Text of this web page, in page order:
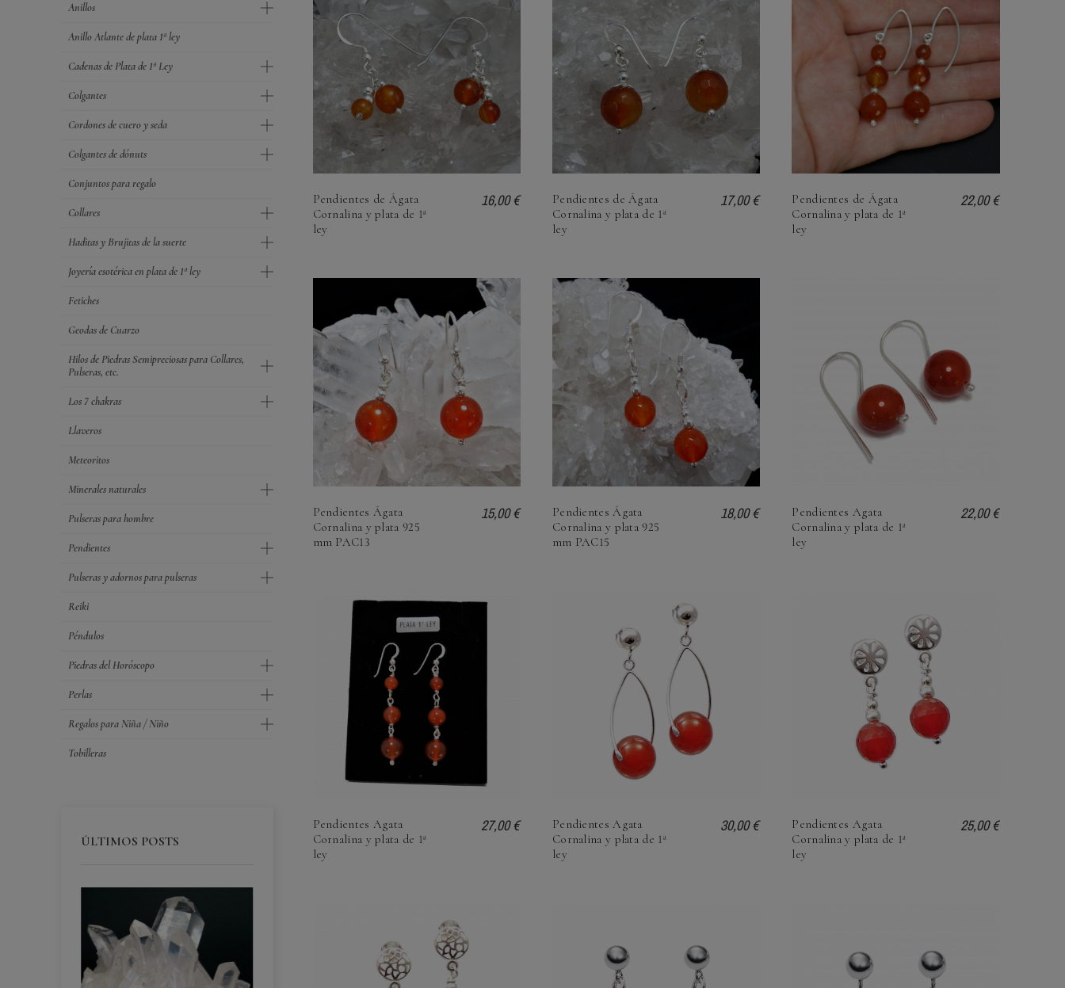
Anillos
Anillo Atlante de plata 1ª ley
Cadenas de Plata de 1ª Ley
Colgantes
Cordones de cuero y seda
Colgantes de dónuts
Conjuntos para regalo
Collares
Haditas y Brujitas de la suerte
Joyería esotérica en plata de 1ª ley
Fetiches
Geodas de Cuarzo
Hilos de Piedras Semipreciosas para Collares,
Pulseras, etc.
Los 7 chakras
Llaveros
Meteoritos
Minerales naturales
Pulseras para hombre
Pendientes
Pulseras y adornos para pulseras
Reiki
Péndulos
Piedras del Horóscopo
Perlas
Regalos para Niña / Niño
Tobilleras
ÚLTIMOS POSTS
Pendientes de Ágata
Cornalina y plata de 1ª
ley
16,00 €
Pendientes de Ágata
Cornalina y plata de 1ª
ley
17,00 €
Pendientes de Ágata
Cornalina y plata de 1ª
ley
22,00 €
Pendientes Ágata
Cornalina y plata 925
mm PAC13
15,00 €
Pendientes Ágata
Cornalina y plata 925
mm PAC15
18,00 €
Pendientes Agata
Cornalina y plata de 1ª
ley
22,00 €
Pendientes Agata
Cornalina y plata de 1ª
ley
27,00 €
Pendientes Agata
Cornalina y plata de 1ª
ley
30,00 €
Pendientes Agata
Cornalina y plata de 1ª
ley
25,00 €